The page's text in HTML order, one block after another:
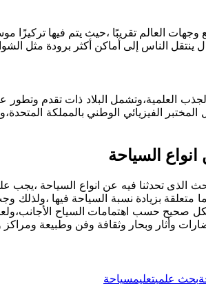
العالم تقريبًا ،حيث يتم فيها تركيزًا
ينتقل الناس إلى أماكن أكثر برودة مثل
العلمية،وتشمل البلاد ذات تقدم وتطور
المختبر الفيزيائي الوطني بالمملكة
السياحة
الذى تحدثنا فيه عن انواع السياحة ،يجب
ما متعلقة بزيادة نسبة السياحة فيها
صحيح حسب اهتمامات السياح الأجانب،ولعل
وأثار وبحار وثقافة وفن وطبيعة
بحث علميتعليمسياحة